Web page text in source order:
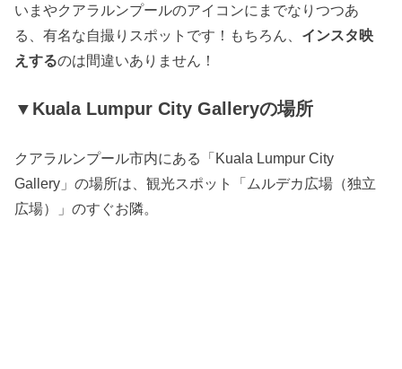
いまやクアラルンプールのアイコンにまでなりつつあ
る、有名な自撮りスポットです！もちろん、 インスタ映
えするのは間違いありません！
▼Kuala Lumpur City Galleryの場所
クアラルンプール市内にある「Kuala Lumpur City
Gallery」の場所は、観光スポット「ムルデカ広場（独立
広場）」のすぐお隣。